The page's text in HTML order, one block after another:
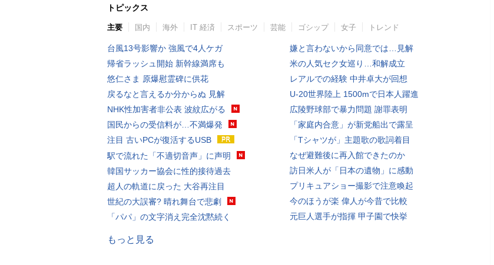
トピックス
主要 国内 海外 IT 経済 スポーツ 芸能 ゴシップ 女子 トレンド
台風13号影響か 強風で4人ケガ
帰省ラッシュ開始 新幹線満席も
悠仁さま 原爆慰霊碑に供花
戻るなと言えるか分からぬ 見解
NHK性加害者非公表 波紋広がる
国民からの受信料が…不満爆発
注目 古いPCが復活するUSB
駅で流れた「不適切音声」に声明
韓国サッカー協会に性的接待過去
超人の軌道に戻った 大谷再注目
世紀の大誤審? 晴れ舞台で悲劇
「パパ」の文字消え完全沈黙続く
嫌と言わないから同意では…見解
米の人気セク女巡り…和解成立
レアルでの経験 中井卓大が回想
U-20世界陸上 1500mで日本人躍進
広陵野球部で暴力問題 謝罪表明
「家庭内合意」が新党船出で露呈
「Tシャツが」主題歌の歌詞着目
なぜ避難後に再入館できたのか
訪日米人が「日本の遺物」に感動
プリキュアショー撮影で注意喚起
今のほうが楽 偉人が今昔で比較
元巨人選手が指揮 甲子園で快挙
もっと見る